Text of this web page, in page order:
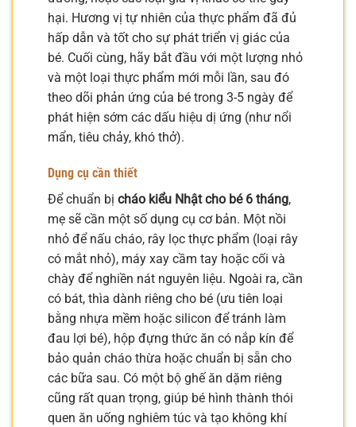
hại. Hương vị tự nhiên của thực phẩm đã đủ
hấp dẫn và tốt cho sự phát triển vị giác của
bé. Cuối cùng, hãy bắt đầu với một lượng nhỏ
và một loại thực phẩm mới mỗi lần, sau đó
theo dõi phản ứng của bé trong 3-5 ngày để
phát hiện sớm các dấu hiệu dị ứng (như nổi
mẩn, tiêu chảy, khó thở).
Dụng cụ cần thiết
Để chuẩn bị cháo kiểu Nhật cho bé 6 tháng,
mẹ sẽ cần một số dụng cụ cơ bản. Một nồi
nhỏ để nấu cháo, rây lọc thực phẩm (loại rây
có mắt nhỏ), máy xay cầm tay hoặc cối và
chày để nghiền nát nguyên liệu. Ngoài ra, cần
có bát, thìa dành riêng cho bé (ưu tiên loại
bằng nhựa mềm hoặc silicon để tránh làm
đau lợi bé), hộp đựng thức ăn có nắp kín để
bảo quản cháo thừa hoặc chuẩn bị sẵn cho
các bữa sau. Có một bộ ghế ăn dặm riêng
cũng rất quan trọng, giúp bé hình thành thói
quen ăn uống nghiêm túc và tạo không khí